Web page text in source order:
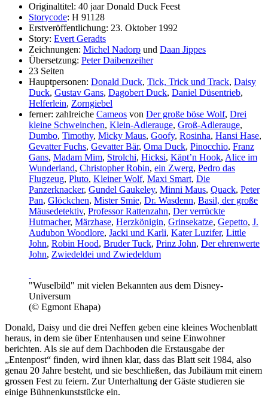
Originaltitel: 40 jaar Donald Duck Feest
Storycode: H 91128
Erstveröffentlichung: 23. Oktober 1992
Story: Evert Geradts
Zeichnungen: Michel Nadorp und Daan Jippes
Übersetzung: Peter Daibenzeiher
23 Seiten
Hauptpersonen: Donald Duck, Tick, Trick und Track, Daisy
Duck, Gustav Gans, Dagobert Duck, Daniel Düsentrieb,
Helferlein, Zorngiebel
ferner: zahlreiche Cameos von Der große böse Wolf, Drei
kleine Schweinchen, Klein-Adlerauge, Groß-Adlerauge,
Dumbo, Timothy, Micky Maus, Goofy, Rosinha, Hansi Hase,
Gevatter Fuchs, Gevatter Bär, Oma Duck, Pinocchio, Franz
Gans, Madam Mim, Strolchi, Hicksi, Käpt’n Hook, Alice im
Wunderland, Christopher Robin, ein Zwerg, Pedro das
Flugzeug, Pluto, Kleiner Wolf, Maxi Smart, Die
Panzerknacker, Gundel Gaukeley, Minni Maus, Quack, Peter
Pan, Glöckchen, Mister Smie, Dr. Wasdenn, Basil, der große
Mäusedetektiv, Professor Rattenzahn, Der verrückte
Hutmacher, Märzhase, Herzkönigin, Grinsekatze, Gepetto, J.
Audubon Woodlore, Jacki und Karli, Kater Luzifer, Little
John, Robin Hood, Bruder Tuck, Prinz John, Der ehrenwerte
John, Zwiedeldei und Zwiedeldum
"Wuselbild" mit vielen Bekannten aus dem Disney-
Universum
(© Egmont Ehapa)
Donald, Daisy und die drei Neffen geben eine kleines Wochenblatt
heraus, in dem sie über Entenhausen und seine Einwohner
berichten. Als sie auf dem Dachboden die Erstausgabe der
„Entenpost“ finden, wird ihnen klar, dass das Blatt seit 1984, also
genau 20 Jahre besteht, und sie beschließen, das Jubiläum mit einem
grossen Fest zu feiern. Zur Unterhaltung der Gäste studieren sie
einige Bühnenkunststücke ein.